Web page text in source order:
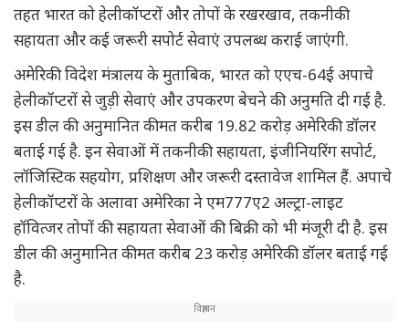
तहत भारत को हेलीकॉप्टरों और तोपों के रखरखाव, तकनीकी
सहायता और कई जरूरी सपोर्ट सेवाएं उपलब्ध कराई जाएंगी.
अमेरिकी विदेश मंत्रालय के मुताबिक, भारत को एएच-64ई अपाचे
हेलीकॉप्टरों से जुड़ी सेवाएं और उपकरण बेचने की अनुमति दी गई है.
इस डील की अनुमानित कीमत करीब 19.82 करोड़ अमेरिकी डॉलर
बताई गई है. इन सेवाओं में तकनीकी सहायता, इंजीनियरिंग सपोर्ट,
लॉजिस्टिक सहयोग, प्रशिक्षण और जरूरी दस्तावेज शामिल हैं. अपाचे
हेलीकॉप्टरों के अलावा अमेरिका ने एम777ए2 अल्ट्रा-लाइट
हॉवित्जर तोपों की सहायता सेवाओं की बिक्री को भी मंजूरी दी है. इस
डील की अनुमानित कीमत करीब 23 करोड़ अमेरिकी डॉलर बताई गई
है.